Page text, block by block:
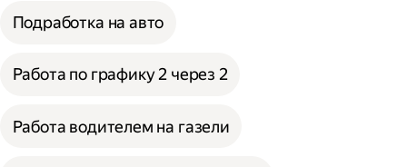
Подработка на авто
Работа по графику 2 через 2
Работа водителем на газели